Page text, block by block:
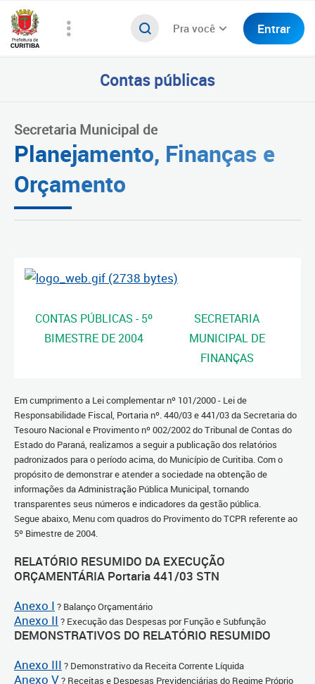
Pra você Entrar
Contas públicas
Secretaria Municipal de
Planejamento, Finanças e
Orçamento
CONTAS PÚBLICAS - 5º
BIMESTRE DE 2004
SECRETARIA
MUNICIPAL DE
FINANÇAS
Em cumprimento a Lei complementar nº 101/2000 - Lei de
Responsabilidade Fiscal, Portaria nº. 440/03 e 441/03 da Secretaria do
Tesouro Nacional e Provimento nº 002/2002 do Tribunal de Contas do
Estado do Paraná, realizamos a seguir a publicação dos relatórios
padronizados para o período acima, do Município de Curitiba. Com o
propósito de demonstrar e atender a sociedade na obtenção de
informações da Administração Pública Municipal, tornando
transparentes seus números e indicadores da gestão pública.
Segue abaixo, Menu com quadros do Provimento do TCPR referente ao
5º Bimestre de 2004.
RELATÓRIO RESUMIDO DA EXECUÇÃO
ORÇAMENTÁRIA Portaria 441/03 STN
Anexo I ? Balanço Orçamentário
Anexo II ? Execução das Despesas por Função e Subfunção
DEMONSTRATIVOS DO RELATÓRIO RESUMIDO
Anexo III ? Demonstrativo da Receita Corrente Líquida
Anexo V? Receitas e Despesas Previdenciárias do Regime Próprio